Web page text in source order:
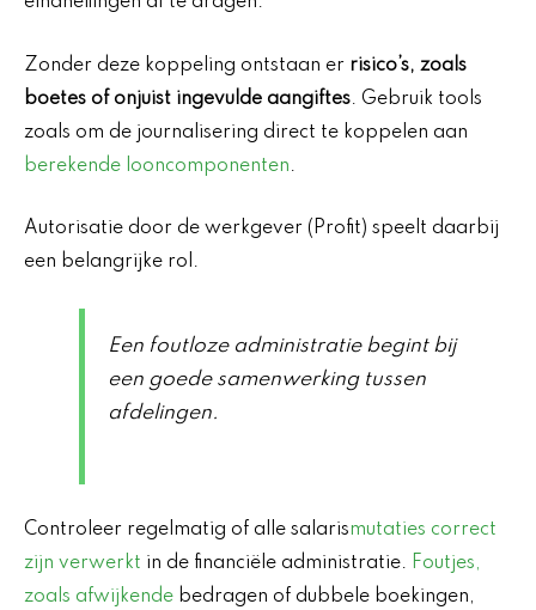
Zonder deze koppeling ontstaan er risico’s, zoals
boetes of onjuist ingevulde aangiftes. Gebruik tools
zoals om de journalisering direct te koppelen aan
berekende looncomponenten.
Autorisatie door de werkgever (Profit) speelt daarbij
een belangrijke rol.
Een foutloze administratie begint bij
een goede samenwerking tussen
afdelingen.
Controleer regelmatig of alle salarismutaties correct
zijn verwerkt in de financiële administratie. Foutjes,
zoals afwijkende bedragen of dubbele boekingen,